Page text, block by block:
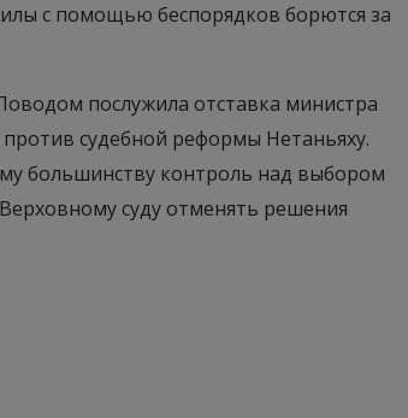
с помощью беспорядков борются за
послужила отставка министра
судебной реформы Нетаньяху.
большинству контроль над выбором
суду отменять решения